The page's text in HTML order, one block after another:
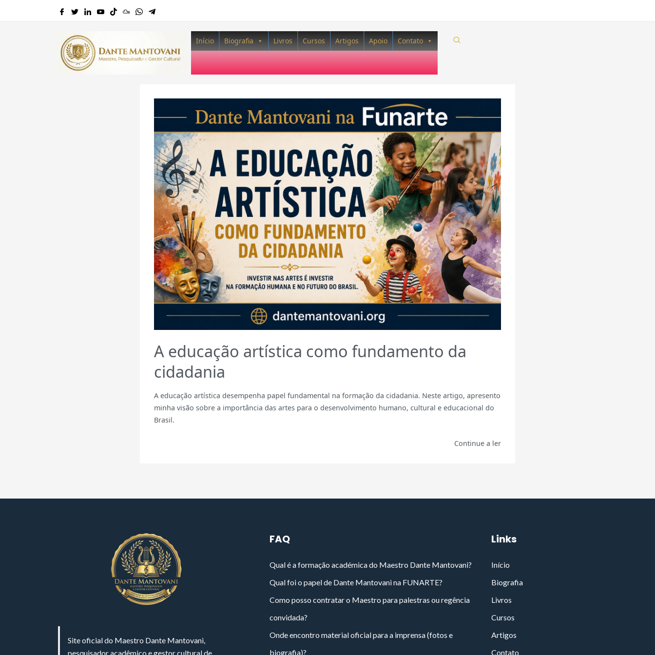
Início Biografia Livros Cursos Artigos Apoio Contato
A educação artística como fundamento da
cidadania
A educação artística desempenha papel fundamental na formação da cidadania. Neste artigo, apresento
minha visão sobre a importância das artes para o desenvolvimento humano, cultural e educacional do
Brasil.
Continue a ler
Site oficial do Maestro Dante Mantovani,
pesquisador acadêmico e gestor cultural de
FAQ
Qual é a formação académica do Maestro Dante Mantovani?
Qual foi o papel de Dante Mantovani na FUNARTE?
Como posso contratar o Maestro para palestras ou regência
convidada?
Onde encontro material oficial para a imprensa (fotos e
biografia)?
Links
Início
Biografia
Livros
Cursos
Artigos
Contato